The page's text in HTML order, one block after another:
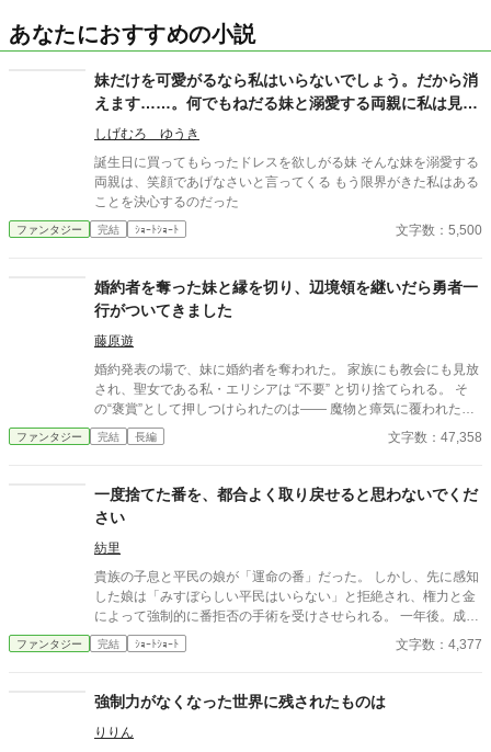
あなたにおすすめの小説
妹だけを可愛がるなら私はいらないでしょう。だから消
えます……。何でもねだる妹と溺愛する両親に私は見切
りをつける。
しげむろ ゆうき
誕生日に買ってもらったドレスを欲しがる妹 そんな妹を溺愛する
両親は、笑顔であげなさいと言ってくる もう限界がきた私はある
ことを決心するのだった
ファンタジー 完結 ｼｮｰﾄｼｮｰﾄ 文字数：5,500
婚約者を奪った妹と縁を切り、辺境領を継いだら勇者一
行がついてきました
藤原遊
婚約発表の場で、妹に婚約者を奪われた。 家族にも教会にも見放
され、聖女である私・エリシアは “不要” と切り捨てられる。 そ
の“褒賞”として押しつけられたのは―― 魔物と瘴気に覆われた、
滅びかけの辺境領だった。 けれど私は、絶望しなかった。 むし
ろ、生まれて初めて「自由」になれたのだ。 そして、予想外の出
と押しかけてきた。 「君をひとりで行かせるわけがない」 そう言
って微笑む勇者レオン。 村を守るため剣を抜く騎士。 魔導具を抱
えて駆けつける天才魔法使い。 物陰から見守る斥候は、相変わら
ず不器用で優しい。 彼らと力を合わせ、私は土地を浄化し、村を
癒し、辺境の地に息を吹き返す。 気づけば、魔物巣窟は制圧さ
れ、泉は澄み渡り、鉱山もダンジョンも豊かに開き―― いつの間
にか領地は、“どの国よりも最強の地”になっていた。 もう、誰に
も振り回されない。 ここが私の新しい居場所。 そして、隣には―
―かつての仲間たちがいる。 捨てられた聖女が、仲間と共に辺境
ファンタジー 完結 長編 文字数：47,358
一度捨てた番を、都合よく取り戻せると思わないでくだ
さい
紡里
貴族の子息と平民の娘が「運命の番」だった。 しかし、先に感知
した娘は「みすぼらしい平民はいらない」と拒絶され、権力と金
によって強制的に番拒否の手術を受けさせられる。 一年後。成長
した子息は娘を番だと認識し、今度は「解除しろ」と迫ってき
た。 それを拒んだ娘を、彼は「番の義務違反だ」と裁判に訴え
廷で自らの意思を語る。 運命か、尊厳か――下された判決は？
ファンタジー 完結 ｼｮｰﾄｼｮｰﾄ 文字数：4,377
強制力がなくなった世界に残されたものは
りりん